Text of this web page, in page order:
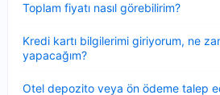
Toplam fiyatı nasıl görebilirim?
Kredi kartı bilgilerimi giriyorum, ne
yapacağım?
Otel depozito veya ön ödeme talep